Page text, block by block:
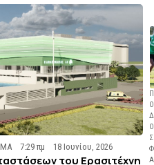
7:29 πμ 18 Ιουνίου, 2026
του Ερασιτέχνη
Π
Ο
Δ
Ο
Σ
Φ
Α